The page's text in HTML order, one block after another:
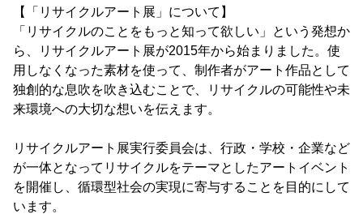
【「リサイクルアート展」について】
「リサイクルのことをもっと知って欲しい」という発想か
ら、リサイクルアート展が2015年から始まりました。使
用しなくなった素材を使って、制作者がアート作品として
独創的な息吹を吹き込むことで、リサイクルの可能性や未
来環境への大切な想いを伝えます。
リサイクルアート展実行委員会は、行政・学校・企業など
が一体となってリサイクルをテーマとしたアートイベント
を開催し、循環型社会の実現に寄与することを目的にして
います。